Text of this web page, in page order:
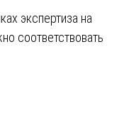
экспертиза на
соответствовать